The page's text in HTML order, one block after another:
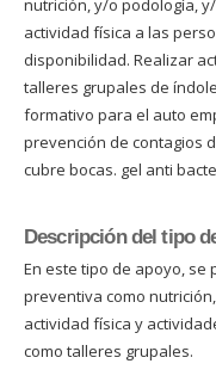
actividad física a las
disponibilidad. Realizar
talleres grupales de
formativo para el auto
prevención de contagios
cubre bocas. gel anti
Descripción del tipo
En este tipo de apoyo,
preventiva como
actividad física y
como talleres grupales.